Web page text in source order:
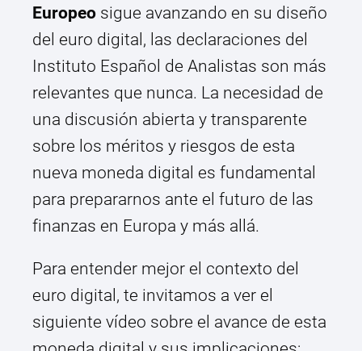
Europeo sigue avanzando en su diseño
del euro digital, las declaraciones del
Instituto Español de Analistas son más
relevantes que nunca. La necesidad de
una discusión abierta y transparente
sobre los méritos y riesgos de esta
nueva moneda digital es fundamental
para prepararnos ante el futuro de las
finanzas en Europa y más allá.
Para entender mejor el contexto del
euro digital, te invitamos a ver el
siguiente vídeo sobre el avance de esta